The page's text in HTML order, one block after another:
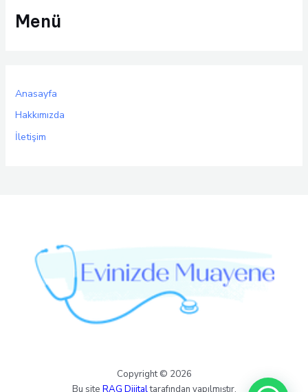
Menü
Anasayfa
Hakkımızda
İletişim
Copyright © 2026
Bu site RAG Dijitaltarafından yapılmıştır.